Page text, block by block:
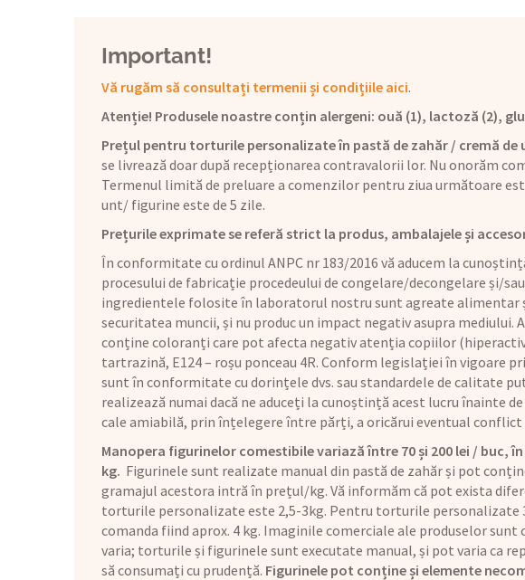
Important!
Vă rugăm să consultați termenii și condițiile aici.
Atenție! Produsele noastre conțin alergeni: ouă (1), lactoză (2),
Prețul pentru torturile personalizate în pastă de zahăr / cremă
se livrează doar după recepționarea contravalorii lor. Nu onorăm
Termenul limită de preluare a comenzilor pentru ziua următoare
unt/ figurine este de 5 zile.
Prețurile exprimate se referă strict la produs, ambalajele și
În conformitate cu ordinul ANPC nr 183/2016 vă aducem la
procesului de fabricație procedeului de congelare/decongelare și/
ingredientele folosite în laboratorul nostru sunt agreate alimentar
securitatea muncii, și nu produc un impact negativ asupra
conține coloranți care pot afecta negativ atenția copiilor
tartrazină, E124 – roșu ponceau 4R. Conform legislației în vigoare
sunt în conformitate cu dorințele dvs. sau standardele de calitate
realizează numai dacă ne aduceți la cunoștință acest lucru înainte
cale amiabilă, prin înțelegere între părți, a oricărui eventual conflict
Manopera figurinelor comestibile variază între 70 și 200 lei /
kg. Figurinele sunt realizate manual din pastă de zahăr și pot
gramajul acestora intră în prețul/kg. Vă informăm că pot exista
torturile personalizate este 2,5-3kg. Pentru torturile personalizate
comanda fiind aprox. 4 kg. Imaginile comerciale ale produselor
varia; torturile și figurinele sunt executate manual, și pot varia ca
să consumați cu prudență. Figurinele pot conține și elemente